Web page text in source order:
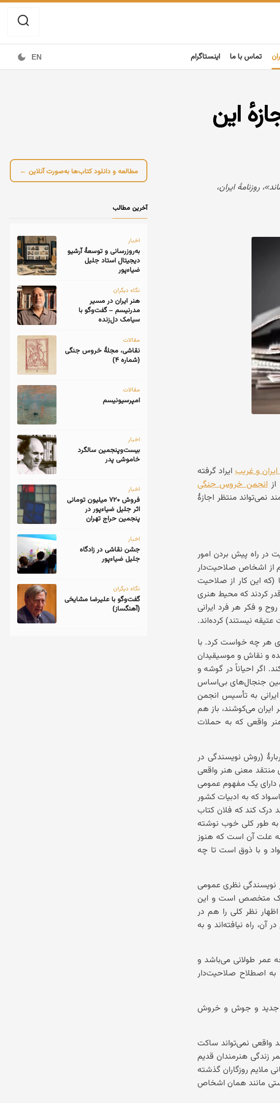
تماس با ما اینستاگرام EN
این
روزنامهٔ ایران،
و غریب ایراد گرفته
انجمن خروس جنگی
نمی‌تواند منتظر اجازهٔ
در راه پیش بردن امور
از اشخاص صلاحیت‌دار
این کار از صلاحیت
کردند که محیط هنری
و فکر هر فرد ایرانی
نیستند) کرده‌اند.
هر چه خواست کرد. با
و نقاش و موسیقیدان
اگر احیاناً در گوشه و
جنجال‌های بی‌اساس
به تأسیس انجمن
می‌کوشند، باز هم
واقعی که به حملات
(روش نویسندگی در
منتقد معنی هنر واقعی
دارای یک مفهوم عمومی
که به ادبیات کشور
درک کند که فلان کتاب
به طور کلی خوب نوشته
علت آن است که هنوز
و با ذوق است تا چه
نویسندگی نظری عمومی
یک متخصص است و این
نظر کلی را هم در
راه نیافته‌اند و به
عمر طولانی می‌باشد و
اصطلاح صلاحیت‌دار
جدید و جوش و خروش
واقعی نمی‌تواند ساکت
زندگی هنرمندان قدیم
ملایم روزگاران گذشته
مانند همان اشخاص
مطالعه و دانلود کتاب‌ها به‌صورت آنلاین ←
آخرین مطالب
اخبار
به‌روزرسانی و توسعهٔ آرشیو
دیجیتال استاد جلیل
ضیاءپور
نگاه دیگران
هنر ایران در مسیر
مدرنیسم – گفت‌وگو با
سیامک دل‌زنده
مقالات
نقاشی، مجلهٔ خروس جنگی
(شماره ۴)
مقالات
امپرسیونیسم
اخبار
‎بیست‌و‌پنجمین سالگرد
خاموشی پدر
اخبار
فروش ۷۲۰ میلیون تومانی
اثر جلیل ضیاءپور در
پنجمین حراج تهران
اخبار
جشن نقاشی در زادگاه
جلیل ضیاءپور
نگاه دیگران
گفت‌وگو با علیرضا مشایخی
(آهنگساز)